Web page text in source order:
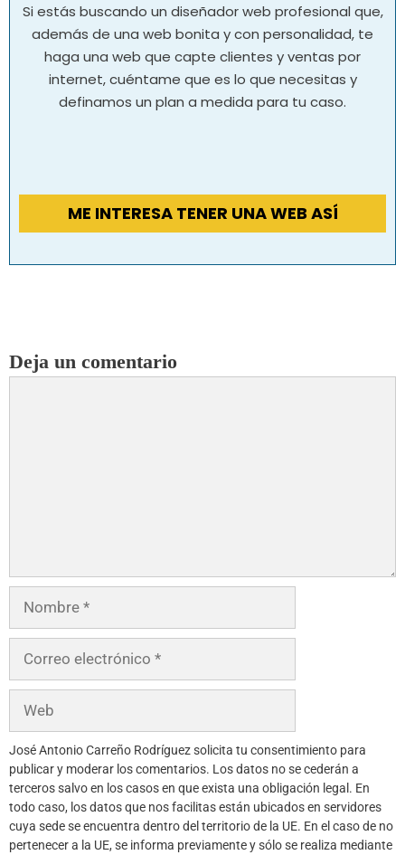
Si estás buscando un diseñador web profesional que,
además de una web bonita y con personalidad, te
haga una web que capte clientes y ventas por
internet, cuéntame que es lo que necesitas y
definamos un plan a medida para tu caso.
ME INTERESA TENER UNA WEB ASÍ
Deja un comentario
José Antonio Carreño Rodríguez solicita tu consentimiento para
publicar y moderar los comentarios. Los datos no se cederán a
terceros salvo en los casos en que exista una obligación legal. En
todo caso, los datos que nos facilitas están ubicados en servidores
cuya sede se encuentra dentro del territorio de la UE. En el caso de no
pertenecer a la UE, se informa previamente y sólo se realiza mediante